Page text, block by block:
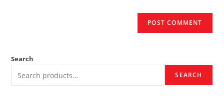
Search
SEARCH